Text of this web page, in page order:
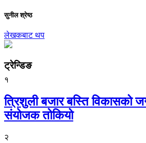
सुनील श्रेष्ठ
लेखकबाट थप
ट्रेन्डिङ
१
त्रिशुली बजार बस्ति विकासको
संयोजक तोकियो
२